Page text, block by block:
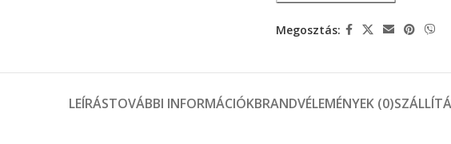
Megosztás:
LEÍRÁSTOVÁBBI INFORMÁCIÓKBRANDVÉLEMÉNYEK (0)